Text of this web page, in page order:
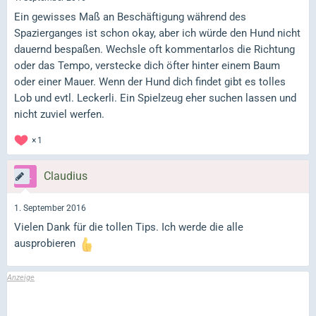
Ein gewisses Maß an Beschäftigung während des
Spazierganges ist schon okay, aber ich würde den Hund nicht
dauernd bespaßen. Wechsle oft kommentarlos die Richtung
oder das Tempo, verstecke dich öfter hinter einem Baum
oder einer Mauer. Wenn der Hund dich findet gibt es tolles
Lob und evtl. Leckerli. Ein Spielzeug eher suchen lassen und
nicht zuviel werfen.
1
Claudius
1. September 2016
Vielen Dank für die tollen Tips. Ich werde die alle
ausprobieren